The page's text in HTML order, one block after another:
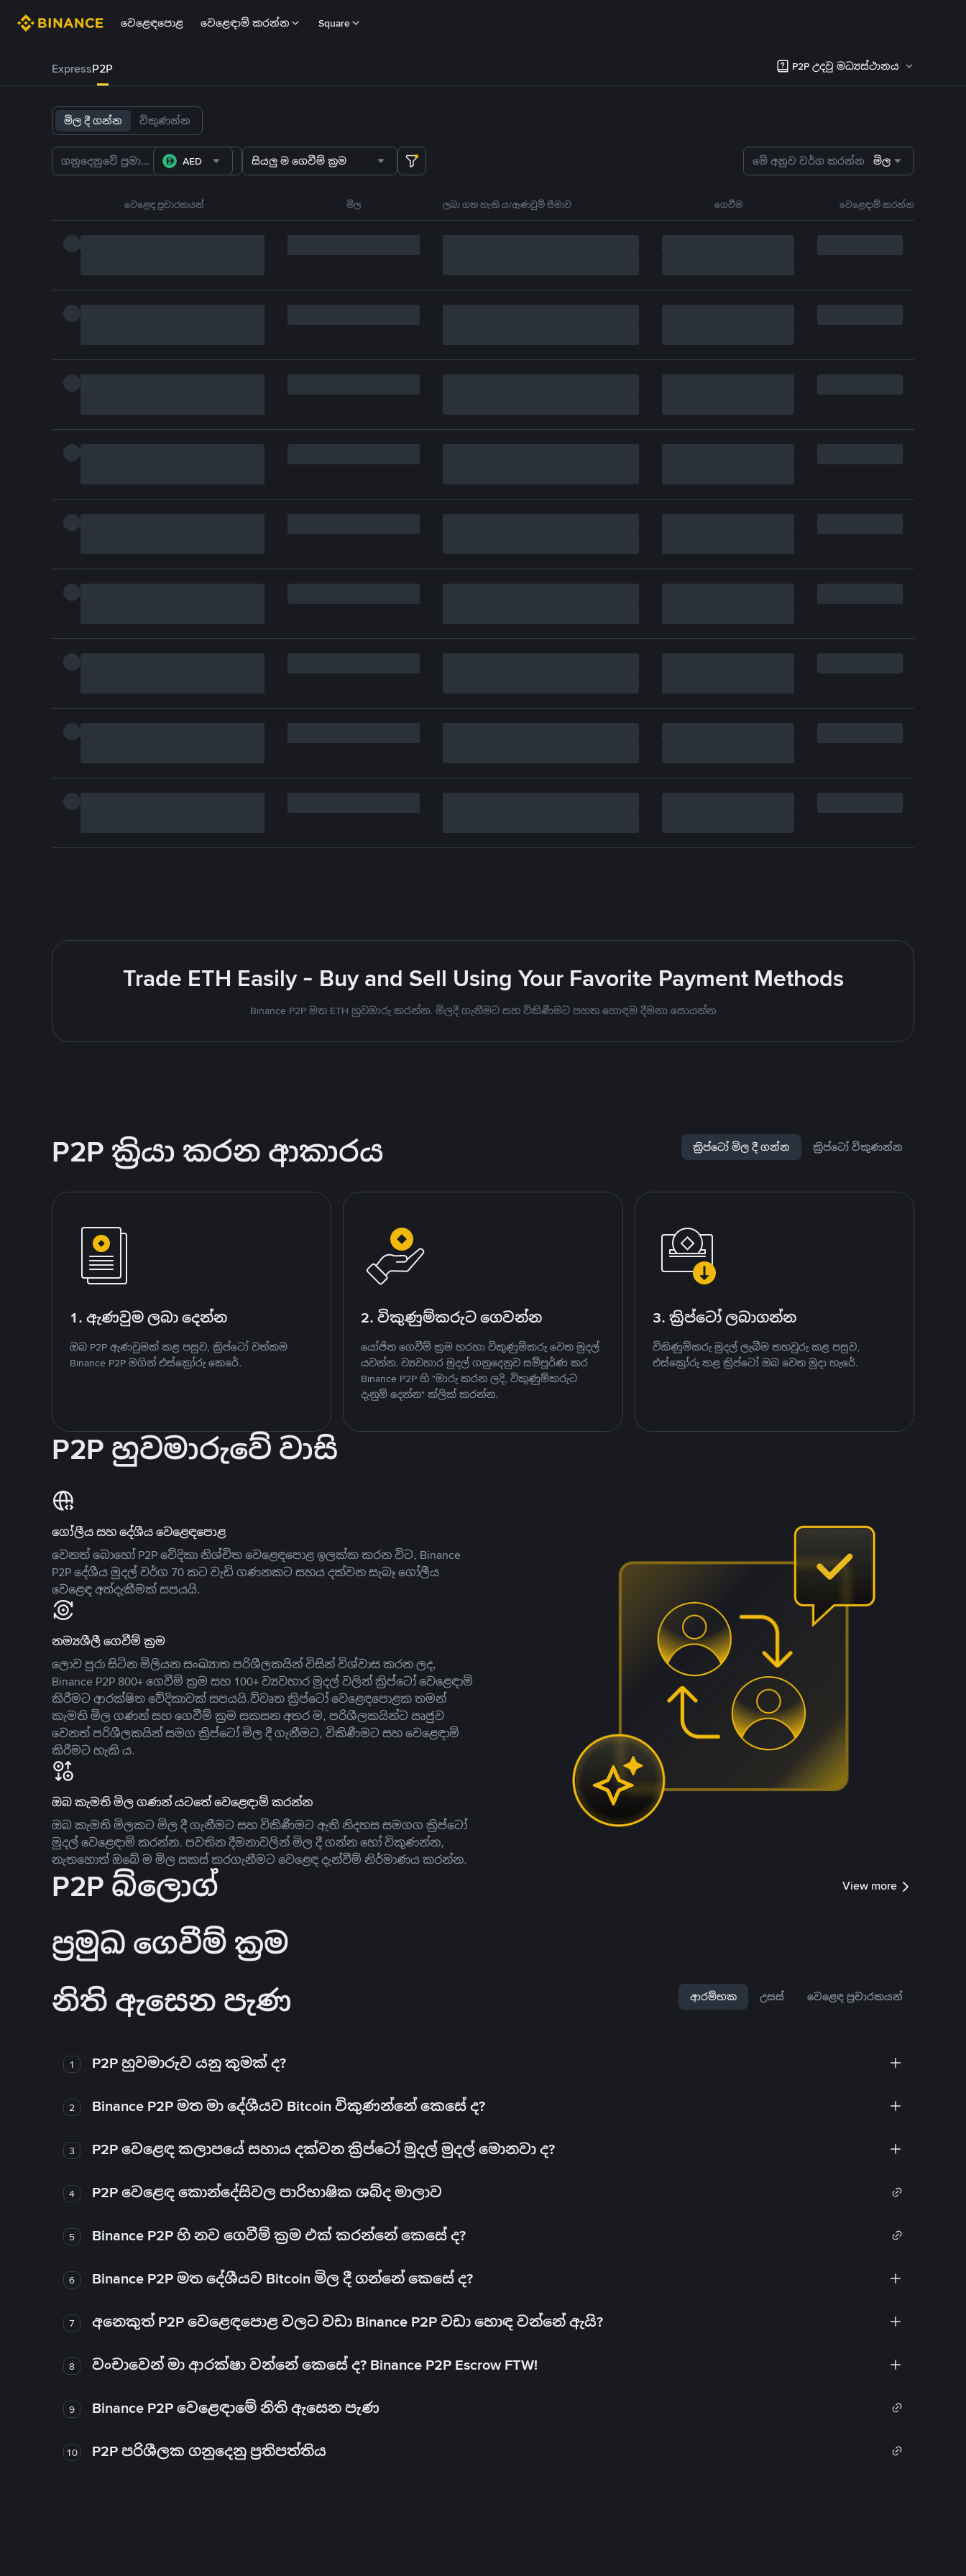
වෙළෙඳපොළ වෙළෙඳාම් කරන්න Square
ExpressP2P P2P උදවු මධ්‍යස්ථානය
මිල දී ගන්න විකුණන්න
AED සියලු ම ගෙවීම් ක්‍රම මේ අනුව වර්ග කරන්න මිල
වෙළෙඳ ප්‍රචාරකයන් මිල ලබා ගත හැකි ය/ඇණවුම් සීමාව ගෙවීම වෙළෙඳාම් කරන්න
Trade ETH Easily - Buy and Sell Using Your Favorite Payment Methods
Binance P2P මත ETH හුවමාරු කරන්න. මිලදී ගැනීමට සහ විකිණීමට පහත හොඳම දීමනා සොයන්න
P2P ක්‍රියා කරන ආකාරය ක්‍රිප්ටෝ මිල දී ගන්න ක්‍රිප්ටෝ විකුණන්න
1. ඇණවුම ලබා දෙන්න
ඔබ P2P ඇණවුමක් කළ පසුව, ක්‍රිප්ටෝ වත්කම
Binance P2P මගින් එස්ක්‍රෝරු කෙරේ.
2. විකුණුම්කරුට ගෙවන්න
යෝජිත ගෙවීම් ක්‍රම හරහා විකුණුම්කරු වෙත මුදල්
යවන්න. ව්‍යවහාර මුදල් ගනුදෙනුව සම්පූර්ණ කර
Binance P2P හි "මාරු කරන ලදි, විකුණුම්කරුට
දැනුම් දෙන්න" ක්ලික් කරන්න.
3. ක්‍රිප්ටෝ ලබාගන්න
විකිණුම්කරු මුදල් ලැබීම තහවුරු කළ පසුව,
එස්ක්‍රෝරු කළ ක්‍රිප්ටෝ ඔබ වෙත මුදා හැරේ.
P2P හුවමාරුවේ වාසි
ගෝලීය සහ දේශීය වෙළෙඳපොළ
වෙනත් බොහෝ P2P වේදිකා නිශ්චිත වෙළෙඳපොළ ඉලක්ක කරන විට, Binance
P2P දේශීය මුදල් වර්ග 70 කට වැඩි ගණනකට සහය දක්වන සැබෑ ගෝලීය
වෙළෙඳ අත්දැකීමක් සපයයි.
නම්‍යශීලී ගෙවීම් ක්‍රම
ලොව පුරා සිටින මිලියන සංඛ්‍යාත පරිශීලකයින් විසින් විශ්වාස කරන ලද,
Binance P2P 800+ ගෙවීම් ක්‍රම සහ 100+ ව්‍යවහාර මුදල් වලින් ක්‍රිප්ටෝ වෙළෙඳාම්
කිරීමට ආරක්ෂිත වේදිකාවක් සපයයි.විවෘත ක්‍රිප්ටෝ වෙළෙඳපොළක තමන්
කැමති මිල ගණන් සහ ගෙවීම් ක්‍රම සකසන අතර ම, පරිශීලකයින්ට ඍජුව
වෙනත් පරිශීලකයින් සමග ක්‍රිප්ටෝ මිල දී ගැනීමට, විකිණීමට සහ වෙළෙඳාම්
කිරීමට හැකි ය.
ඔබ කැමති මිල ගණන් යටතේ වෙළෙඳාම් කරන්න
ඔබ කැමති මිලකට මිල දී ගැනීමට සහ විකිණීමට ඇති නිදහස සමගග ක්‍රිප්ටෝ
මුදල් වෙළෙඳාම් කරන්න. පවතින දීමනාවලින් මිල දී ගන්න හෝ විකුණන්න,
නැතහොත් ඔබේ ම මිල සකස් කරගැනීමට වෙළෙඳ දැන්වීම් නිර්මාණය කරන්න.
P2P බ්ලොග් View more
ප්‍රමුඛ ගෙවීම් ක්‍රම
නිති ඇසෙන පැණ
ආරම්භක උසස් වෙළෙඳ ප්‍රචාරකයන්
1 P2P හුවමාරුව යනු කුමක් ද?
2 Binance P2P මත මා දේශීයව Bitcoin විකුණන්නේ කෙසේ ද?
3 P2P වෙළෙඳ කලාපයේ සහාය දක්වන ක්‍රිප්ටෝ මුදල් මුදල් මොනවා ද?
4 P2P වෙළෙඳ කොන්දේසිවල පාරිභාෂික ශබ්ද මාලාව
5 Binance P2P හි නව ගෙවීම් ක්‍රම එක් කරන්නේ කෙසේ ද?
6 Binance P2P මත දේශීයව Bitcoin මිල දී ගන්නේ කෙසේ ද?
7 අනෙකුත් P2P වෙළෙඳපොළ වලට වඩා Binance P2P වඩා හොඳ වන්නේ ඇයි?
8 වංචාවෙන් මා ආරක්ෂා වන්නේ කෙසේ ද? Binance P2P Escrow FTW!
9 Binance P2P වෙළෙඳාමේ නිති ඇසෙන පැණ
10 P2P පරිශීලක ගනුදෙනු ප්‍රතිපත්තිය